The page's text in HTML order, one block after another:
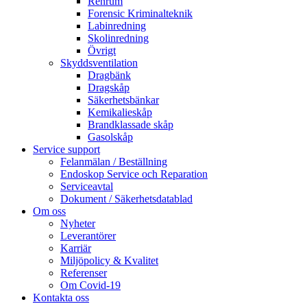
Forensic Kriminalteknik
Labinredning
Skolinredning
Övrigt
Skyddsventilation
Dragbänk
Dragskåp
Säkerhetsbänkar
Kemikalieskåp
Brandklassade skåp
Gasolskåp
Service support
Felanmälan / Beställning
Endoskop Service och Reparation
Serviceavtal
Dokument / Säkerhetsdatablad
Om oss
Nyheter
Leverantörer
Karriär
Miljöpolicy & Kvalitet
Referenser
Om Covid-19
Kontakta oss